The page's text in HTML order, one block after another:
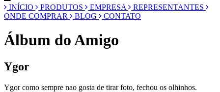
INÍCIO PRODUTOS EMPRESA
REPRESENTANTES
ONDE COMPRAR
BLOG CONTATO
Álbum do Amigo
Ygor
Ygor como sempre nao gosta de tirar foto, fechou os olhinhos.